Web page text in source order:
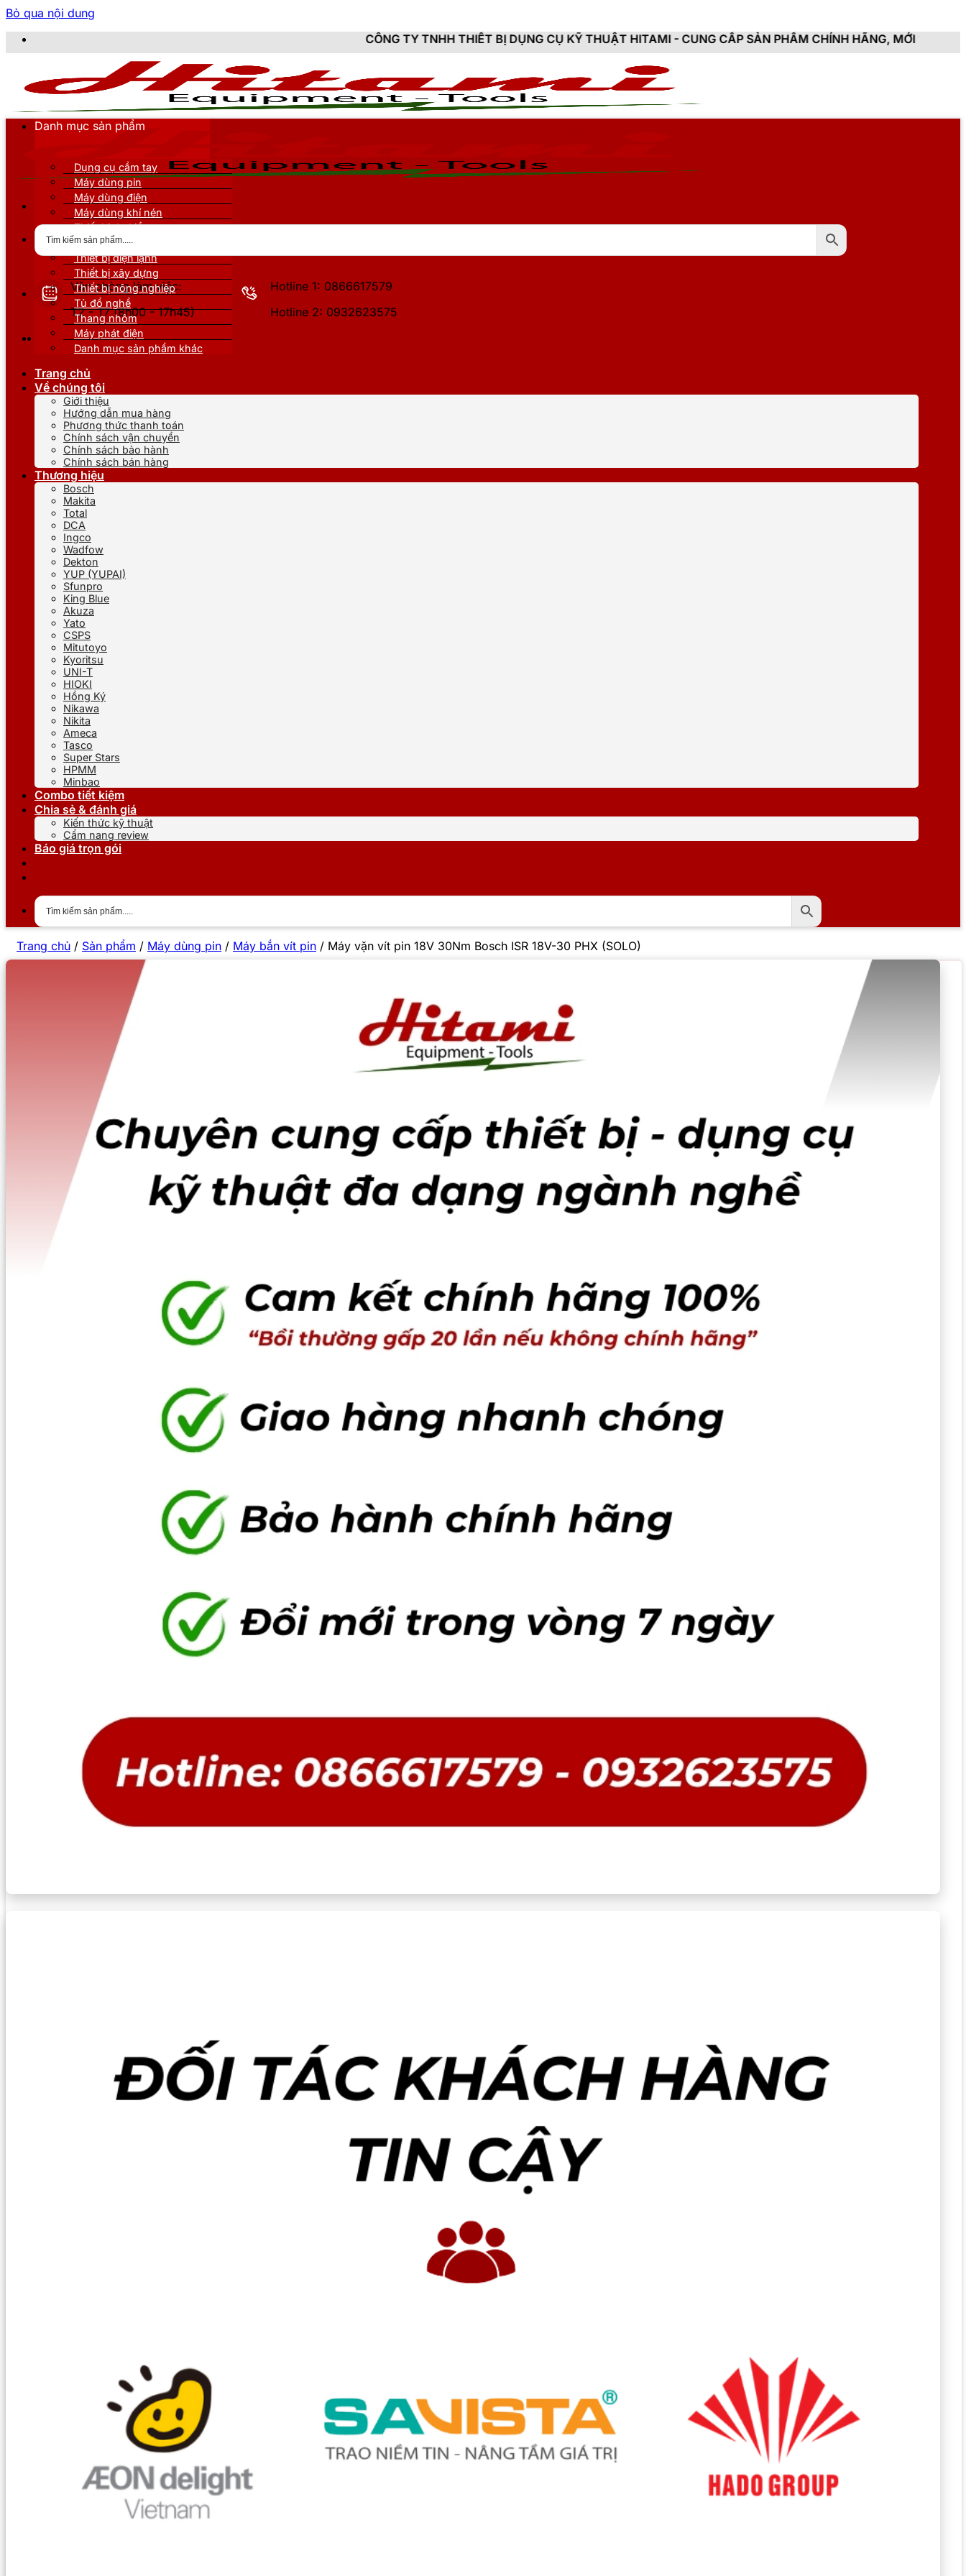
Bỏ qua nội dung
CÔNG TY TNHH THIẾT BỊ DỤNG CỤ KỸ THUẬT HITAMI - CUNG CẤP SẢN PHẨM CHÍNH HÃNG, MỚI 100%, ĐẦY ĐỦ CHỨNG
Văn phòng làm việc:
T2 - T7 (8h00 - 17h45)
Hotline 1: 0866617579
Hotline 2: 0932623575
Danh mục sản phẩm
Dụng cụ cầm tay
Máy dùng pin
Máy dùng điện
Máy dùng khí nén
Thiết bị đo kiểm
Thiết bị nâng đỡ
Thiết bị điện lạnh
Thiết bị xây dựng
Thiết bị nông nghiệp
Tủ đồ nghề
Thang nhôm
Máy phát điện
Danh mục sản phẩm khác
Trang chủ
Về chúng tôi
Giới thiệu
Hướng dẫn mua hàng
Phương thức thanh toán
Chính sách vận chuyển
Chính sách bảo hành
Chính sách bán hàng
Thương hiệu
Bosch
Makita
Total
DCA
Ingco
Wadfow
Dekton
YUP (YUPAI)
Sfunpro
King Blue
Akuza
Yato
CSPS
Mitutoyo
Kyoritsu
UNI-T
HIOKI
Hồng Ký
Nikawa
Nikita
Ameca
Tasco
Super Stars
HPMM
Minbao
Combo tiết kiệm
Chia sẻ & đánh giá
Kiến thức kỹ thuật
Cẩm nang review
Báo giá trọn gói
Trang chủ / Sản phẩm / Máy dùng pin / Máy bắn vít pin / Máy vặn vít pin 18V 30Nm Bosch ISR 18V-30 PHX (SOLO)